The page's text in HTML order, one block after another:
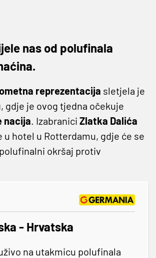
nas od polufinala
reprezentacija sletjela je
gdje je ovog tjedna očekuje
nacija. Izabranici Zlatka Dalića
u hotel u Rotterdamu, gdje će se
okršaj protiv
- Hrvatska
na utakmicu polufinala